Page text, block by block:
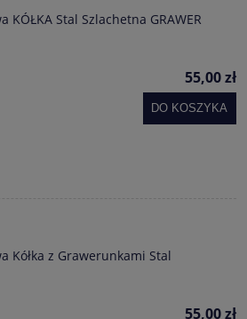
KÓŁKA Stal Szlachetna GRAWER
55,00 zł
DO KOSZYKA
Kółka z Grawerunkami Stal
55,00 zł